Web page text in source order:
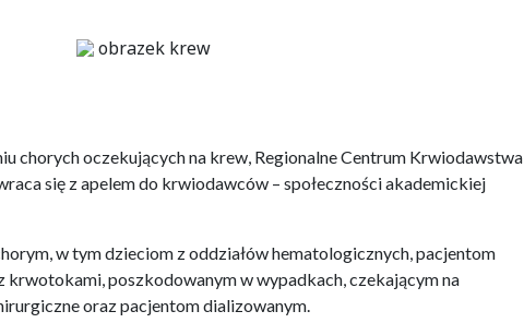
chorych oczekujących na krew, Regionalne Centrum Krwiodawstwa
się z apelem do krwiodawców – społeczności akademickiej
w tym dzieciom z oddziałów hematologicznych, pacjentom
poszkodowanym w wypadkach, czekającym na
oraz pacjentom dializowanym.